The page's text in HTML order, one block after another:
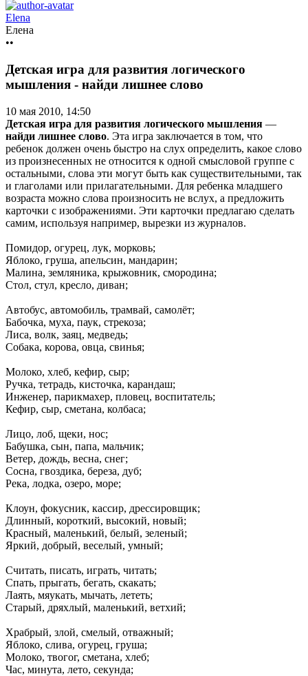
Elena
Елена
••
Детская игра для развития логического
мышления - найди лишнее слово
10 мая 2010, 14:50
Детская игра для развития логического мышления —
найди лишнее слово. Эта игра заключается в том, что
ребенок должен очень быстро на слух определить, какое слово
из произнесенных не относится к одной смысловой группе с
остальными, слова эти могут быть как существительными, так
и глаголами или прилагательными. Для ребенка младшего
возраста можно слова произносить не вслух, а предложить
карточки с изображениями. Эти карточки предлагаю сделать
самим, используя например, вырезки из журналов.
Помидор, огурец, лук, морковь;
Яблоко, груша, апельсин, мандарин;
Малина, земляника, крыжовник, смородина;
Стол, стул, кресло, диван;
Автобус, автомобиль, трамвай, самолёт;
Бабочка, муха, паук, стрекоза;
Лиса, волк, заяц, медведь;
Собака, корова, овца, свинья;
Молоко, хлеб, кефир, сыр;
Ручка, тетрадь, кисточка, карандаш;
Инженер, парикмахер, пловец, воспитатель;
Кефир, сыр, сметана, колбаса;
Лицо, лоб, щеки, нос;
Бабушка, сын, папа, мальчик;
Ветер, дождь, весна, снег;
Сосна, гвоздика, береза, дуб;
Река, лодка, озеро, море;
Клоун, фокусник, кассир, дрессировщик;
Длинный, короткий, высокий, новый;
Красный, маленький, белый, зеленый;
Яркий, добрый, веселый, умный;
Считать, писать, играть, читать;
Спать, прыгать, бегать, скакать;
Лаять, мяукать, мычать, лететь;
Старый, дряхлый, маленький, ветхий;
Храбрый, злой, смелый, отважный;
Яблоко, слива, огурец, груша;
Молоко, твогог, сметана, хлеб;
Час, минута, лето, секунда;